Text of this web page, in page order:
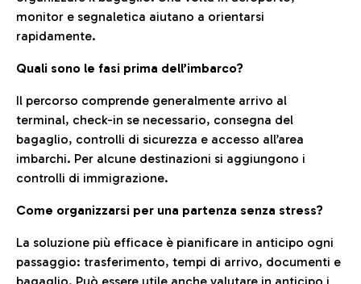
monitor e segnaletica aiutano a orientarsi
rapidamente.
Quali sono le fasi prima dell’imbarco?
Il percorso comprende generalmente arrivo al
terminal, check-in se necessario, consegna del
bagaglio, controlli di sicurezza e accesso all’area
imbarchi. Per alcune destinazioni si aggiungono i
controlli di immigrazione.
Come organizzarsi per una partenza senza stress?
La soluzione più efficace è pianificare in anticipo ogni
passaggio: trasferimento, tempi di arrivo, documenti e